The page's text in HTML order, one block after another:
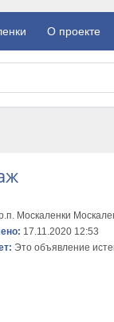
О проекте
Москаленки
17.11.2020 12:53
Это объявление